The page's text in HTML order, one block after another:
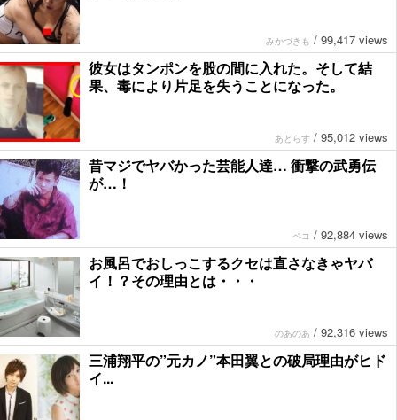
みかづきも / 99,417 views
彼女はタンポンを股の間に入れた。そして結
果、毒により片足を失うことになった。
あとらす / 95,012 views
昔マジでヤバかった芸能人達… 衝撃の武勇伝
が…！
ペコ / 92,884 views
お風呂でおしっこするクセは直さなきゃヤバ
イ！？その理由とは・・・
のあのあ / 92,316 views
三浦翔平の”元カノ”本田翼との破局理由がヒド
イ...